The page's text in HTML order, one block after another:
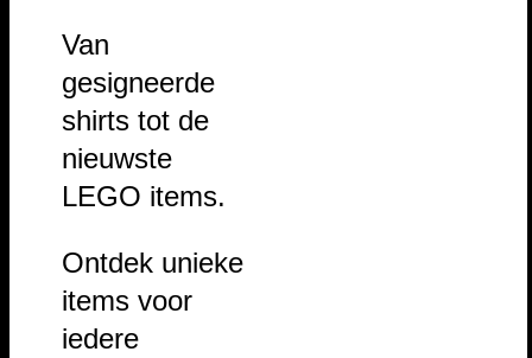
Van
gesigneerde
shirts tot de
nieuwste
LEGO items.
Ontdek unieke
items voor
iedere